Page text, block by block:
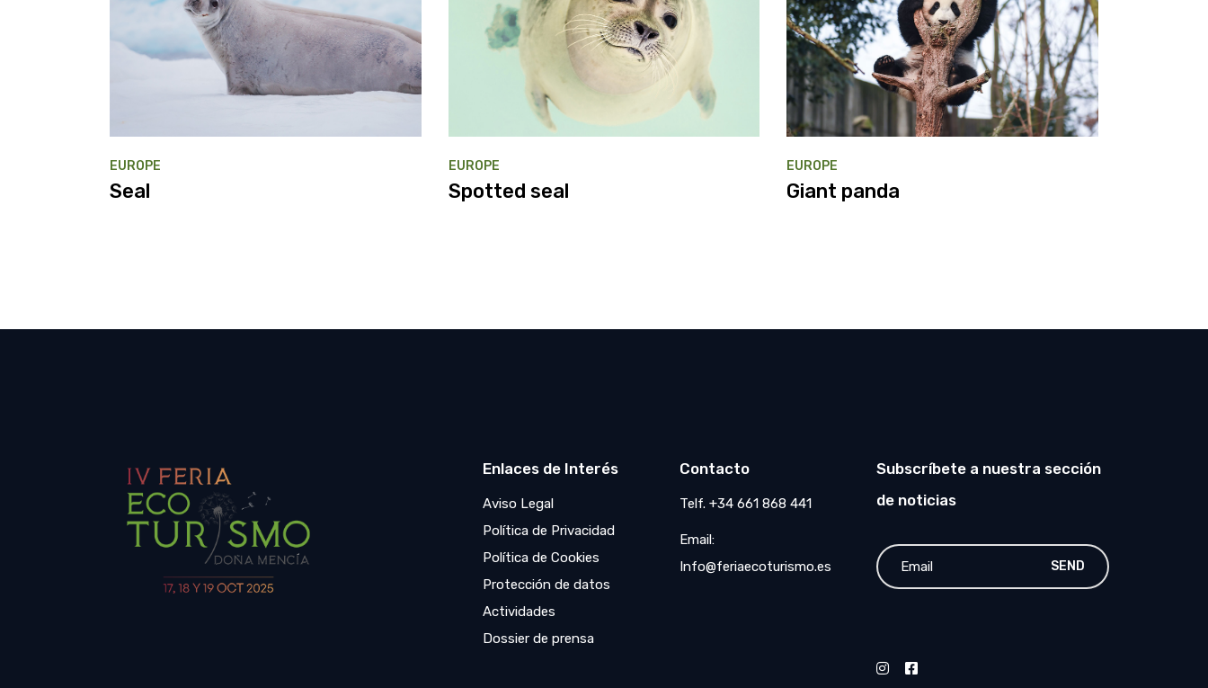
EUROPE
Seal
EUROPE
Spotted seal
EUROPE
Giant panda
Enlaces de Interés
Aviso Legal
Política de Privacidad
Política de Cookies
Protección de datos
Actividades
Dossier de prensa
Contacto
Telf. +34 661 868 441
Email:
Info@feriaecoturismo.es
Subscríbete a nuestra sección
de noticias
SEND